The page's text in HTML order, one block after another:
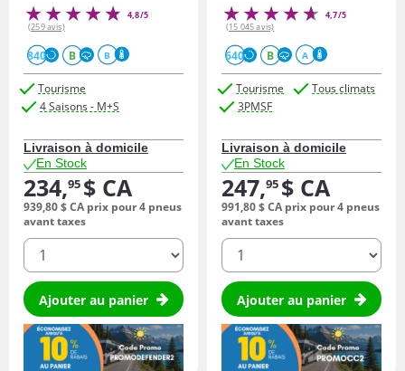
4,8/5
(259 avis)
840 B B
Tourisme
4 Saisons - M+S
Livraison à domicile
En Stock
234,95 $ CA
939,80$ CA prix pour 4 pneus
avant taxes
quantité
Ajouter au panier
4,7/5
(15 045 avis)
640 B A
Tourisme
Tous climats
3PMSF
Livraison à domicile
En Stock
247,95 $ CA
991,80$ CA prix pour 4 pneus
avant taxes
quantité
Ajouter au panier